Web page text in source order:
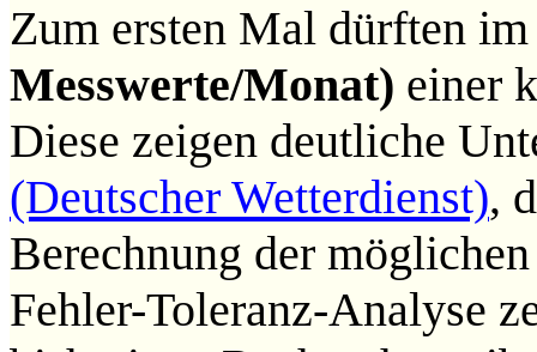
Zum ersten Mal dürften
Messwerte/Monat) einer
Diese zeigen deutliche
(Deutscher Wetterdienst),
Berechnung der
Fehler-Toleranz-Analyse